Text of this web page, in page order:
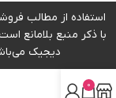
استفاده از مطالب
با ذکر منبع بلامانع
دیجیک
0